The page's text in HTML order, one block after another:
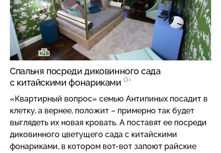
Спальня посреди диковинного сада
с китайскими фонариками0+
«Квартирный вопрос» семью Антипиных посадит в
клетку, а вернее, положит – примерно так будет
выглядеть их новая кровать. А поставят ее посреди
диковинного цветущего сада с китайскими
фонариками, в котором вот-вот запоют райские